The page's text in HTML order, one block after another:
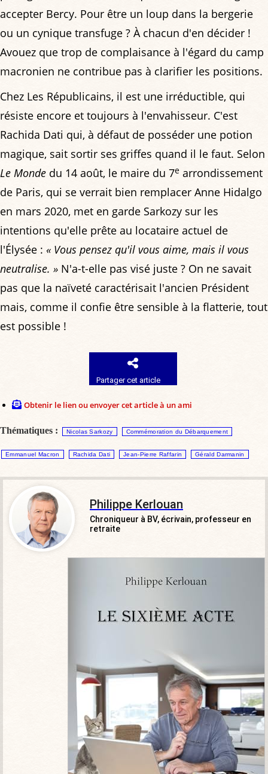
accepter Bercy. Pour être un loup dans la bergerie
ou un cynique transfuge ? À chacun d'en décider !
Avouez que trop de complaisance à l'égard du camp
macronien ne contribue pas à clarifier les positions.
Chez Les Républicains, il est une irréductible, qui
résiste encore et toujours à l'envahisseur. C'est
Rachida Dati qui, à défaut de posséder une potion
magique, sait sortir ses griffes quand il le faut. Selon
Le Monde du 14 août, le maire du 7e arrondissement
de Paris, qui se verrait bien remplacer Anne Hidalgo
en mars 2020, met en garde Sarkozy sur les
intentions qu'elle prête au locataire actuel de
l'Élysée : « Vous pensez qu'il vous aime, mais il vous
neutralise. » N'a-t-elle pas visé juste ? On ne savait
pas que la naïveté caractérisait l'ancien Président
mais, comme il confie être sensible à la flatterie, tout
est possible !
Partager cet article
Obtenir le lien ou envoyer cet article à un ami
Thématiques : Nicolas Sarkozy Commémoration du Débarquement
Emmanuel Macron Rachida Dati Jean-Pierre Raffarin Gérald Darmanin
Philippe Kerlouan
Chroniqueur à BV, écrivain, professeur en
retraite